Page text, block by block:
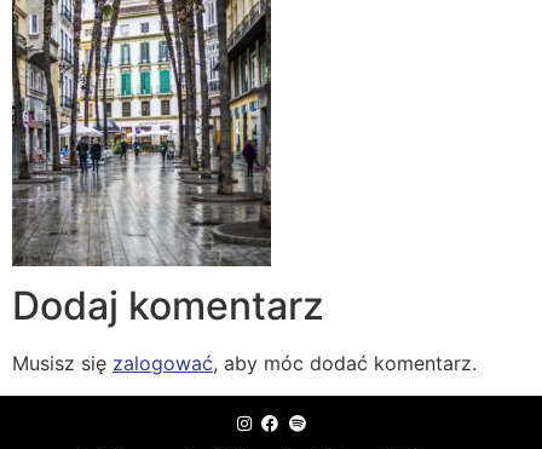
Dodaj komentarz
Musisz się zalogować, aby móc dodać komentarz.